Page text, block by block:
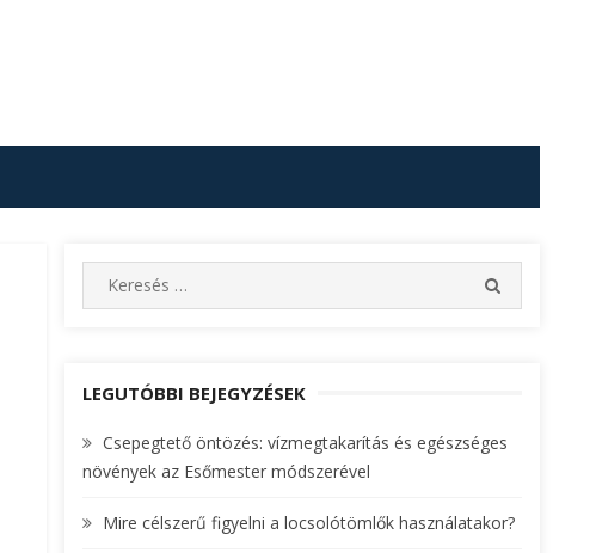
e
c
f
o
:
E
LEGUTÓBBI BEJEGYZÉSEK
Csepegtető öntözés: vízmegtakarítás és egészséges
növények az Esőmester módszerével
Mire célszerű figyelni a locsolótömlők használatakor?